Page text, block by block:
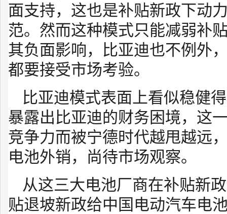
面支持，这也是补贴新政下动
范。然而这种模式只能减弱补
其负面影响，比亚迪也不例外
都要接受市场考验。
比亚迪模式表面上看似稳健
暴露出比亚迪的财务困境，这
竞争力而被宁德时代越甩越远
电池外销，尚待市场观察。
从这三大电池厂商在补贴新
贴退坡新政给中国电动汽车电